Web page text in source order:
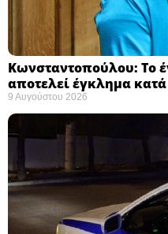
Κωνσταντοπούλου: Το
αποτελεί έγκλημα κατά
9 Αυγούστου 2026